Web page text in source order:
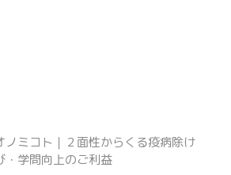
ノミコト｜２面性からくる疫病除け
・学問向上のご利益